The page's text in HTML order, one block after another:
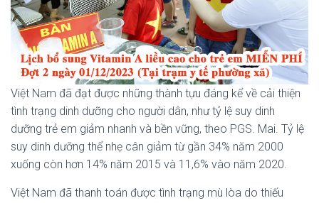
Việt Nam đã đạt được những thành tựu đáng kể về cải thiện
tình trạng dinh dưỡng cho người dân, như tỷ lệ suy dinh
dưỡng trẻ em giảm nhanh và bền vững, theo PGS. Mai. Tỷ lệ
suy dinh dưỡng thể nhẹ cân giảm từ gần 34% năm 2000
xuống còn hơn 14% năm 2015 và 11,6% vào năm 2020.
Việt Nam đã thanh toán được tình trạng mù lòa do thiếu